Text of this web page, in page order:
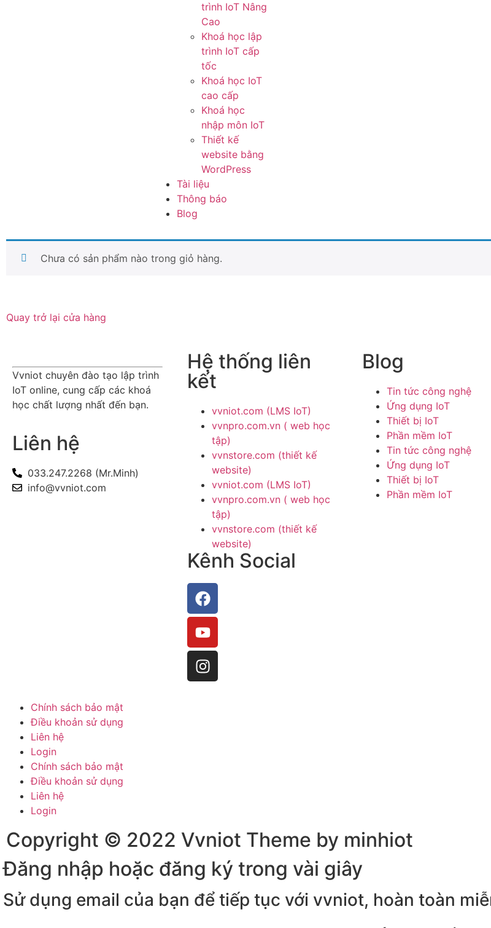
trình IoT Nâng
Cao
Khoá học lập
trình IoT cấp
tốc
Khoá học IoT
cao cấp
Khoá học
nhập môn IoT
Thiết kế
website bằng
WordPress
Tài liệu
Thông báo
Blog
Chưa có sản phẩm nào trong giỏ hàng.
Quay trở lại cửa hàng
Vvniot chuyên đào tạo lập trình
IoT online, cung cấp các khoá
học chất lượng nhất đến bạn.
Liên hệ
033.247.2268 (Mr.Minh)
info@vvniot.com
Hệ thống liên
kết
vvniot.com (LMS IoT)
vvnpro.com.vn ( web học
tập)
vvnstore.com (thiết kế
website)
vvniot.com (LMS IoT)
vvnpro.com.vn ( web học
tập)
vvnstore.com (thiết kế
website)
Kênh Social
Blog
Tin tức công nghệ
Ứng dụng IoT
Thiết bị IoT
Phần mềm IoT
Tin tức công nghệ
Ứng dụng IoT
Thiết bị IoT
Phần mềm IoT
Chính sách bảo mật
Điều khoản sử dụng
Liên hệ
Login
Chính sách bảo mật
Điều khoản sử dụng
Liên hệ
Login
Copyright © 2022 Vvniot Theme by minhiot
Đăng nhập hoặc đăng ký trong vài giây
Sử dụng email của bạn để tiếp tục với vvniot, hoàn toàn